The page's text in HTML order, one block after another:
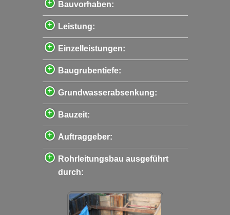
Bauvorhaben:
Leistung:
Einzelleistungen:
Baugrubentiefe:
Grundwasserabsenkung:
Bauzeit:
Auftraggeber:
Rohrleitungsbau ausgeführt
durch: